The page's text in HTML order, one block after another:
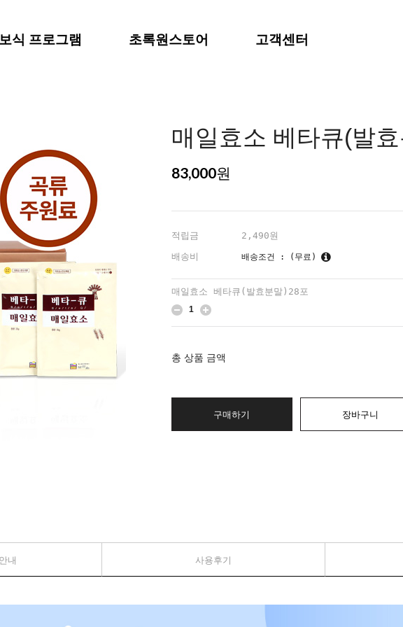
식 프로그램 초록원스토어 고객센터
매일효소 베타큐(발
83,000원
적립금
2,490원
배송비
배송조건 : (무료)
매일효소 베타큐(발효분말)28포
총 상품 금액
구매하기 장바구니
내 사용후기